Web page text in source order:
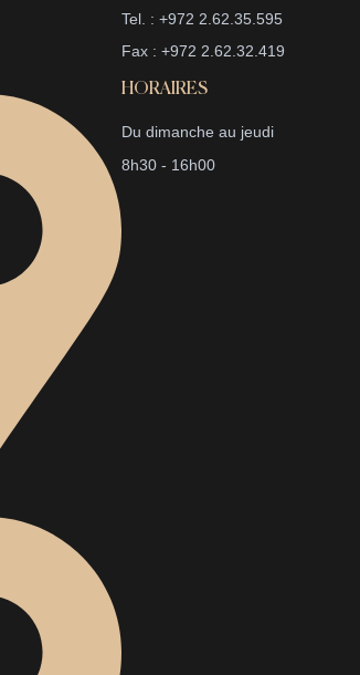
Tel. : +972 2.62.35.595
Fax : +972 2.62.32.419
HORAIRES
Du dimanche au jeudi
8h30 - 16h00